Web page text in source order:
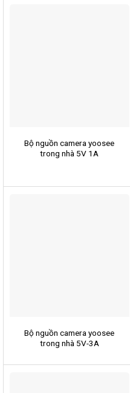
Bộ nguồn camera yoosee
trong nhà 5V 1A
Bộ nguồn camera yoosee
trong nhà 5V-3A